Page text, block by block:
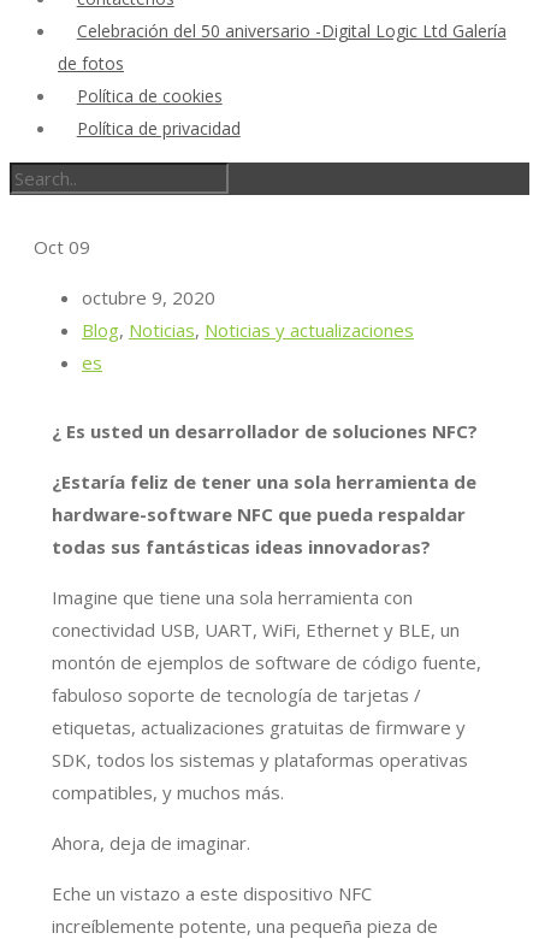
Celebración del 50 aniversario -Digital Logic Ltd Galería
de fotos
Política de cookies
Política de privacidad
Oct 09
octubre 9, 2020
Blog, Noticias, Noticias y actualizaciones
es
¿ Es usted un desarrollador de soluciones NFC?
¿Estaría feliz de tener una sola herramienta de
hardware-software NFC que pueda respaldar
todas sus fantásticas ideas innovadoras?
Imagine que tiene una sola herramienta con
conectividad USB, UART, WiFi, Ethernet y BLE, un
montón de ejemplos de software de código fuente,
fabuloso soporte de tecnología de tarjetas /
etiquetas, actualizaciones gratuitas de firmware y
SDK, todos los sistemas y plataformas operativas
compatibles, y muchos más.
Ahora, deja de imaginar.
Eche un vistazo a este dispositivo NFC
increíblemente potente, una pequeña pieza de